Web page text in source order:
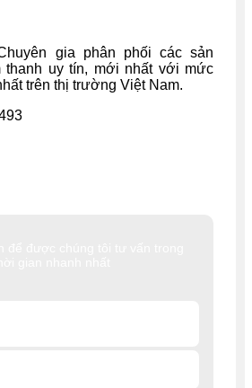
gia phân phối các sản
thanh uy tín, mới nhất với mức
trên thị trường Việt Nam.